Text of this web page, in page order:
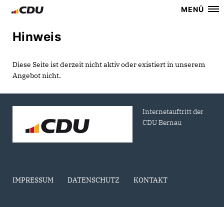
MENÜ
Hinweis
Diese Seite ist derzeit nicht aktiv oder existiert in unserem
Angebot nicht.
Internetauftritt der
CDU Bernau
IMPRESSUM DATENSCHUTZ KONTAKT